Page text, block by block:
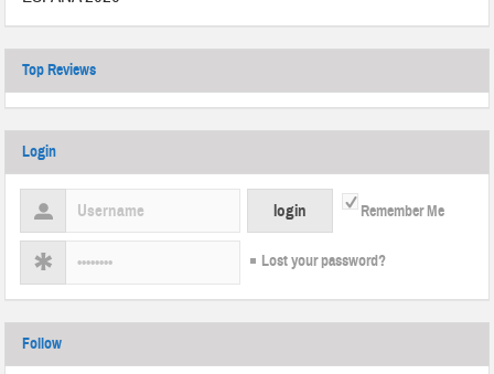
Top Reviews
Login
Remember Me
Lost your password?
Follow